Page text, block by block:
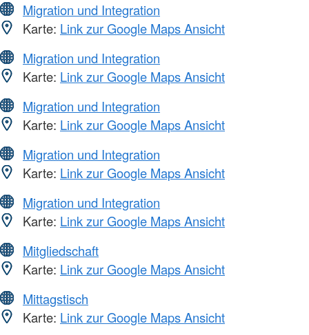
Migration und Integration
Karte: Link zur Google Maps Ansicht
Migration und Integration
Karte: Link zur Google Maps Ansicht
Migration und Integration
Karte: Link zur Google Maps Ansicht
Migration und Integration
Karte: Link zur Google Maps Ansicht
Migration und Integration
Karte: Link zur Google Maps Ansicht
Mitgliedschaft
Karte: Link zur Google Maps Ansicht
Mittagstisch
Karte: Link zur Google Maps Ansicht